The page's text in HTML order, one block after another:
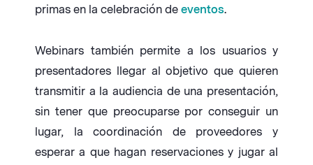
primas en la celebración de eventos.
Webinars también permite a los usuarios y
presentadores llegar al objetivo que quieren
transmitir a la audiencia de una presentación,
sin tener que preocuparse por conseguir un
lugar, la coordinación de proveedores y
esperar a que hagan reservaciones y jugar al